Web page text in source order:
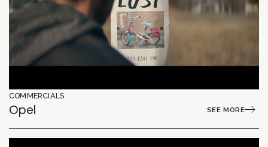
COMMERCIALS
Opel SEE MORE